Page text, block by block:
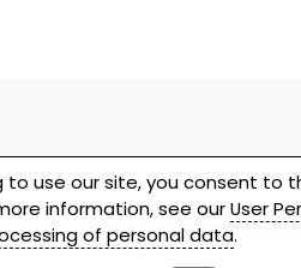
Copying of materials is
materials. All
offer.
to use our site, you consent to
information, see ourUser
of personal data.